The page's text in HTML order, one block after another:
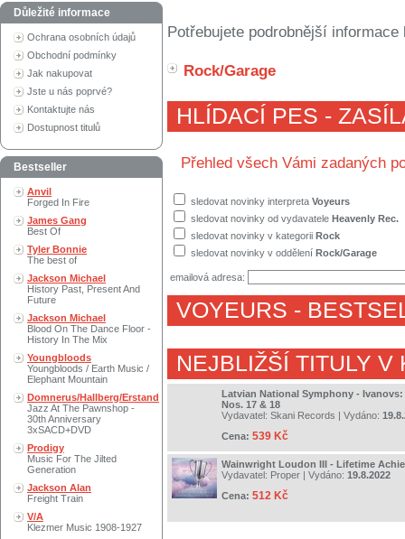
Důležité informace
Ochrana osobních údajů
Obchodní podmínky
Jak nakupovat
Jste u nás poprvé?
Kontaktujte nás
Dostupnost titulů
Bestseller
Anvil
Forged In Fire
James Gang
Best Of
Tyler Bonnie
The best of
Jackson Michael
History Past, Present And
Future
Jackson Michael
Blood On The Dance Floor -
History In The Mix
Youngbloods
Youngbloods / Earth Music /
Elephant Mountain
Domnerus/Hallberg/Erstand
Jazz At The Pawnshop -
30th Anniversary
3xSACD+DVD
Prodigy
Music For The Jilted
Generation
Jackson Alan
Freight Train
V/A
Klezmer Music 1908-1927
Potřebujete podrobnější
Rock/Garage
HLÍDACÍ PES -
Přehled všech Vámi zadaných
sledovat novinky interpreta Voyeurs
sledovat novinky od vydavatele Heavenly Rec.
sledovat novinky v kategorii Rock
sledovat novinky v oddělení Rock/Garage
emailová adresa:
VOYEURS -
NEJBLIŽŠÍ TITULY V
Latvian National Symphony -
Nos. 17 & 18
Vydavatel: Skani Records | Vydáno:
Cena: 539 Kč
Wainwright Loudon III - Lifetime
Vydavatel: Proper | Vydáno: 19.8.2022
Cena: 512 Kč